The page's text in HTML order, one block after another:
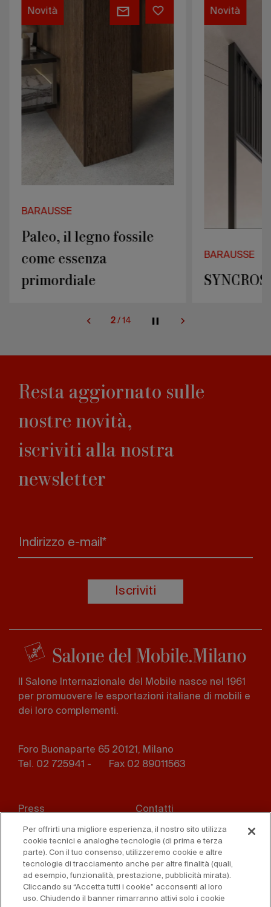
Paleo,
legno
fossile
come
essenza
primordiale
Novità
BARAUSSE
Paleo, il legno fossile
come essenza
primordiale
Novità
BARAUSSE
2/ 14
Resta aggiornato sulle
nostre novità,
iscriviti alla nostra
newsletter
Indirizzo e-mail*
Iscriviti
Il Salone Internazionale del Mobile nasce nel 1961
per promuovere le esportazioni italiane di mobili e
dei loro complementi.
Foro Buonaparte 65 20121, Milano
Tel. 02 725941 -
Fax 02 89011563
menu
Press Contatti
Whistleblowing Privacy
Disclaimer D. Lgs. 231/01
Cookies Condizioni di vendita
Per offrirti una migliore esperienza, il nostro sito utilizza
cookie tecnici e analoghe tecnologie (di prima e terza
parte). Con il tuo consenso, utilizzeremo cookie e altre
tecnologie di tracciamento anche per altre finalità (quali,
ad esempio, funzionalità, prestazione, pubblicità mirata).
Cliccando su “Accetta tutti i cookie” acconsenti al loro
uso. Chiudendo il banner rimarranno attivi solo i cookie